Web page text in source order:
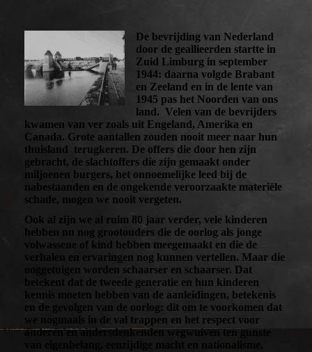
De bevrijding van Nederland
door de geallieerden startte in
Zuid Limburg in september
1944: daarna volgde Brabant
en Zeeland en in de lente van
1945 pas het Noorden van ons
land. Velen van de bevrijders
kwamen van ver zoals uit Engeland, Amerika en
Canada. Grote aantallen zouden nooit meer naar hun
thuisland terugkeren. De offers die door hen zijn
gebracht, de slachtoffers die zijn gemaakt onder
miljoenen burgers, het onnoemelijke leed bij de
nabestaanden en de ongekende veroorzaakte materiële
schade, mogen we nooit vergeten.
Ook al zijn we al ruim 80 jaar verder, vele kinderen
hebben nu nog grootouders die de oorlog als jonge
volwassene of kind hebben meegemaakt en die de
verhalen en ervaringen nog kunnen vertellen. Maar die
ooggetuigen worden schaarser en schaarser. Dat
betekent dat de tweede generatie en hun kinderen
kennis moeten hebben van de aanleidingen, betekenis
en de gevolgen van de oorlog: dit om te voorkomen dat
we nogmaals in de val trappen en het respect voor
anderen en andersdenkenden wegwuiven ten gunste
van eigenbelang, eenzijdige macht en nationalisme.